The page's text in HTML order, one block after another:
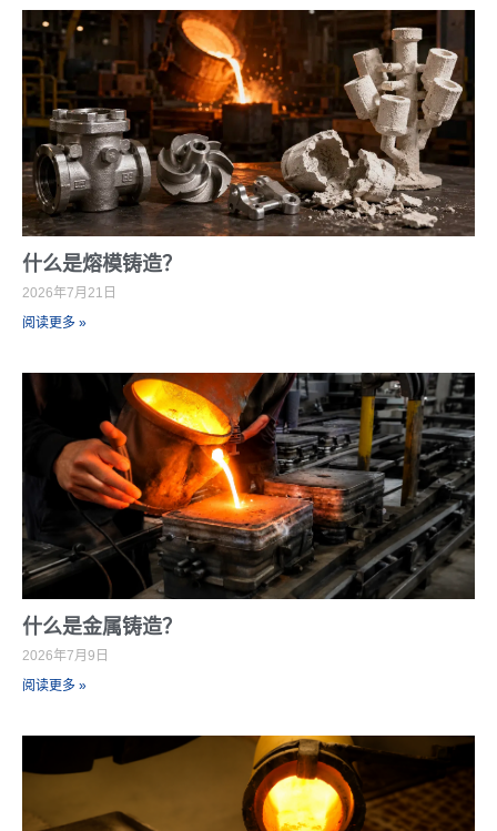
什么是熔模铸造？
2026年7月21日
阅读更多 »
什么是金属铸造？
2026年7月9日
阅读更多 »